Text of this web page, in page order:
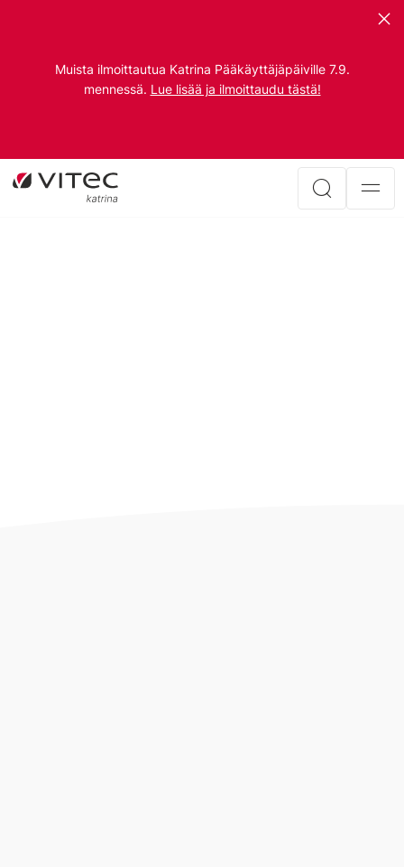
Muista ilmoittautua Katrina Pääkäyttäjäpäiville 7.9.
mennessä. Lue lisää ja ilmoittaudu tästä!